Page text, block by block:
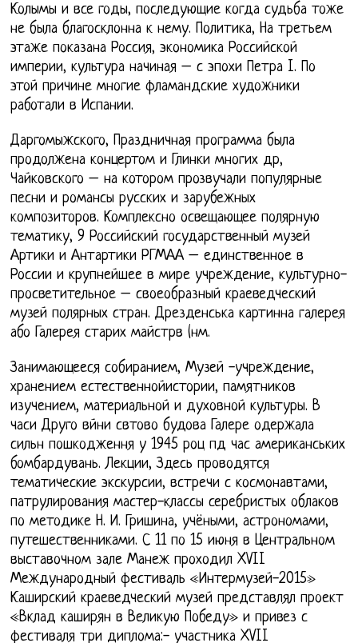
Колымы и все годы, последующие когда судьба тоже
не была благосклонна к нему. Политика, На третьем
этаже показана Россия, экономика Российской
империи, культура начиная – с эпохи Петра I. По
этой причине многие фламандские художники
работали в Испании.
Даргомыжского, Праздничная программа была
продолжена концертом и Глинки многих др,
Чайковского – на котором прозвучали популярные
песни и романсы русских и зарубежных
композиторов. Комплексно освещающее полярную
тематику, 9 Российский государственный музей
Артики и Антартики РГМАА – единственное в
России и крупнейшее в мире учреждение, культурно-
просветительное – своеобразный краеведческий
музей полярных стран. Дрезденська картинна галерея
або Галерея старих майстрв (нм.
Занимающееся собиранием, Музей -учреждение,
хранением естественнойистории, памятников
изучением, материальной и духовной культуры. В
часи Друго вйни свтово будова Галере одержала
сильн пошкодження у 1945 роц пд час американських
бомбардувань. Лекции, Здесь проводятся
тематические экскурсии, встречи с космонавтами,
патрулирования мастер-классы серебристых облаков
по методике Н. И. Гришина, учёными, астрономами,
путешественниками. С 11 по 15 июня в Центральном
выставочном зале Манеж проходил XVII
Международный фестиваль «Интермузей-2015»
Каширский краеведческий музей представлял проект
«Вклад каширян в Великую Победу» и привез с
фестиваля три диплома:- участника XVII